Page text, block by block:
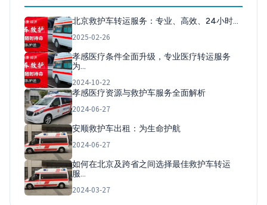
北京救护车转运服务：专业、高效、24小时…
2025-02-26
孝感医疗条件全面升级，专业医疗转运服务
为…
2024-10-22
孝感医疗资源与救护车服务全面解析
2024-06-27
安顺救护车出租：为生命护航
2024-06-27
如何在北京及跨省之间选择最佳救护车转运
服…
2024-03-27